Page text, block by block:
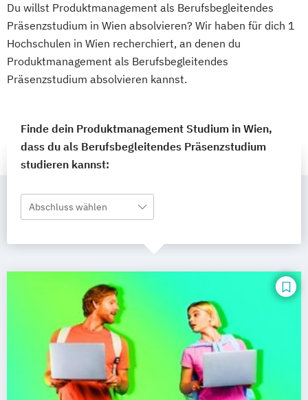
Du willst Produktmanagement als Berufsbegleitendes
Präsenzstudium in Wien absolvieren? Wir haben für dich 1
Hochschulen in Wien recherchiert, an denen du
Produktmanagement als Berufsbegleitendes
Präsenzstudium absolvieren kannst.
Finde dein Produktmanagement Studium in Wien,
dass du als Berufsbegleitendes Präsenzstudium
studieren kannst:
Abschluss wählen